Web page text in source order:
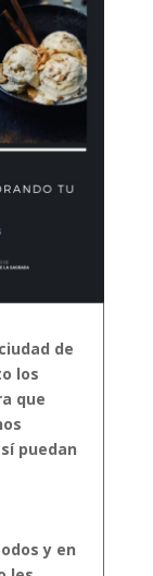
de
los
que
puedan
y en